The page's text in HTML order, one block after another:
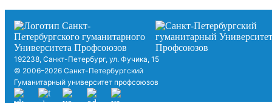
192238, Санкт-Петербург, ул. Фучика, 15
© 2006–2026 Санкт-Петербургский
Гуманитарный университет профсоюзов